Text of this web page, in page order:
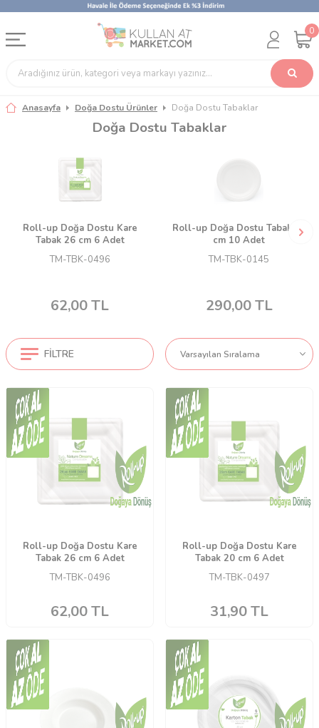
0
Anasayfa Doğa Dostu Ürünler Doğa Dostu Tabaklar
Doğa Dostu Tabaklar
Roll-up Doğa Dostu Kare
Tabak 26 cm 6 Adet
TM-TBK-0496
62,00TL
Roll-up Doğa Dostu Tabak 26
cm 10 Adet
TM-TBK-0145
290,00TL
FILTRE
Roll-up Doğa Dostu Kare
Tabak 26 cm 6 Adet
TM-TBK-0496
62,00TL
Roll-up Doğa Dostu Kare
Tabak 20 cm 6 Adet
TM-TBK-0497
31,90TL